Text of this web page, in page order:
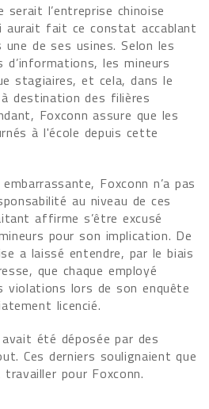
serait l’entreprise chinoise
aurait fait ce constat accablant
de ses usines. Selon les
d’informations, les mineurs
stagiaires, et cela, dans le
destination des filières
Foxconn assure que les
à l'école depuis cette
Foxconn n’a pas
au niveau de ces
affirme s’être excusé
pour son implication. De
a laissé entendre, par le biais
que chaque employé
violations lors de son enquête
licencié.
été déposée par des
Ces derniers soulignaient que
pour Foxconn.